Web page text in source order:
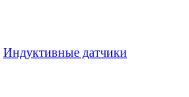
Индуктивные датчики